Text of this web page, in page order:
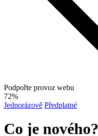
Podpořte provoz webu
72%
Jednorázově Předplatné
Co je nového?